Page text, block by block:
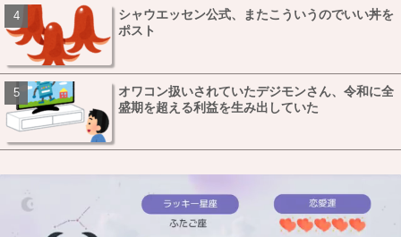
シャウエッセン公式、またこういうのでいい丼を
ポスト
オワコン扱いされていたデジモンさん、令和に全
盛期を超える利益を生み出していた